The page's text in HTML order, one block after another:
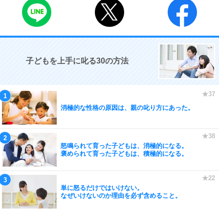
子どもを上手に叱る30の方法
消極的な性格の原因は、親の叱り方にあった。
怒鳴られて育った子どもは、消極的になる。
褒められて育った子どもは、積極的になる。
単に怒るだけではいけない。
なぜいけないのか理由を必ず含めること。